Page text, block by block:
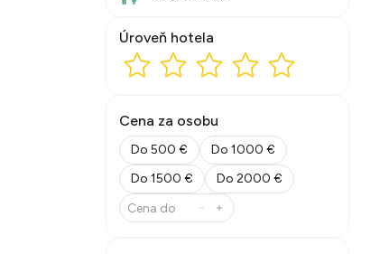
Úroveň hotela
Cena za osobu
Do 500 €
Do 1000 €
Do 1500 €
Do 2000 €